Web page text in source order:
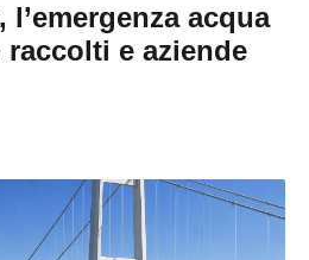
acqua
e aziende